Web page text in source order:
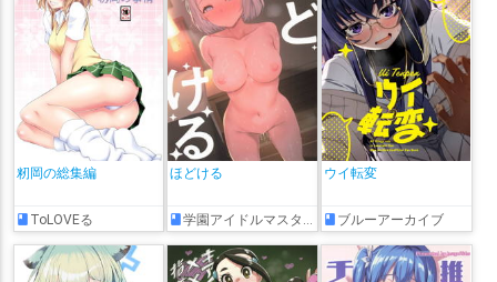
籾岡の総集編
ToLOVEる
ほどける
学園アイドルマスター
ウイ転変
ブルーアーカイブ